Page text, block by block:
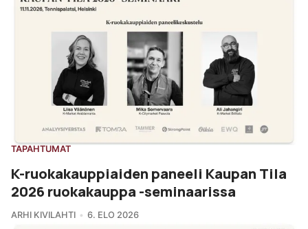
TAPAHTUMAT
K-ruokakauppiaiden paneeli Kaupan Tila
2026 ruokakauppa -seminaarissa
ARHI KIVILAHTI 6. ELO 2026